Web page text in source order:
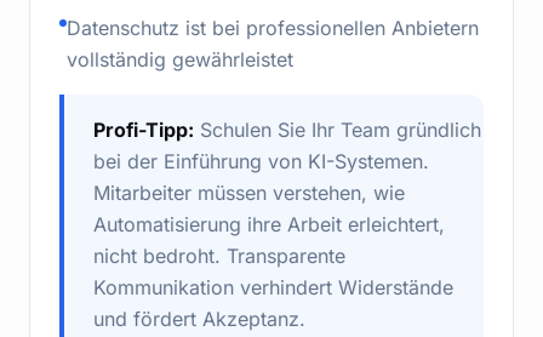
Datenschutz ist bei professionellen Anbietern
vollständig gewährleistet
Profi-Tipp: Schulen Sie Ihr Team gründlich
bei der Einführung von KI-Systemen.
Mitarbeiter müssen verstehen, wie
Automatisierung ihre Arbeit erleichtert,
nicht bedroht. Transparente
Kommunikation verhindert Widerstände
und fördert Akzeptanz.